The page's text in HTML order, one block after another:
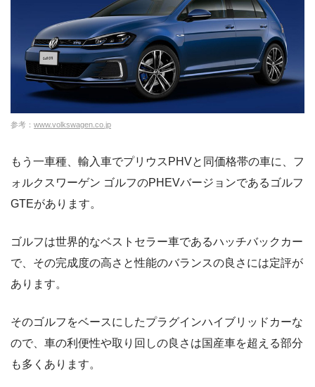
参考： www.volkswagen.co.jp
もう一車種、輸入車でプリウスPHVと同価格帯の車に、フ
ォルクスワーゲン ゴルフのPHEVバージョンであるゴルフ
GTEがあります。
ゴルフは世界的なベストセラー車であるハッチバックカー
で、その完成度の高さと性能のバランスの良さには定評が
あります。
そのゴルフをベースにしたプラグインハイブリッドカーな
ので、車の利便性や取り回しの良さは国産車を超える部分
も多くあります。